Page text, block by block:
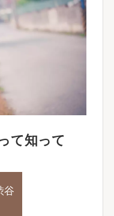
て知って
谷